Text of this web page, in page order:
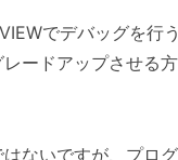
でデバッグを行
ードアップさせる
ないですが、プロ